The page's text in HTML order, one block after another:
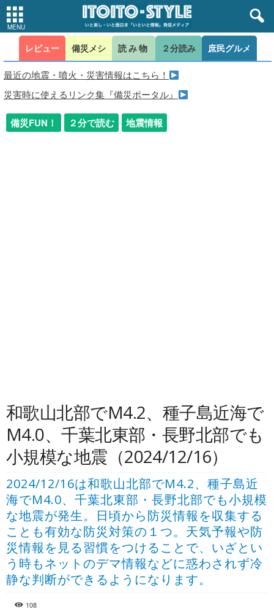
レビュー 備災メシ 読み物 ２分読み 庶民グルメ
最近の地震・噴火・災害情報はこちら！
災害時に使えるリンク集『備災ポータル』
備災FUN！ ２分で読む 地震情報
和歌山北部でM4.2、種子島近海で
M4.0、千葉北東部・長野北部でも
小規模な地震（2024/12/16）
2024/12/16は和歌山北部でM4.2、種子島近
海でM4.0、千葉北東部・長野北部でも小規模
な地震が発生。日頃から防災情報を収集する
ことも有効な防災対策の１つ。天気予報や防
災情報を見る習慣をつけることで、いざとい
う時もネットのデマ情報などに惑わされず冷
静な判断ができるようになります。
108